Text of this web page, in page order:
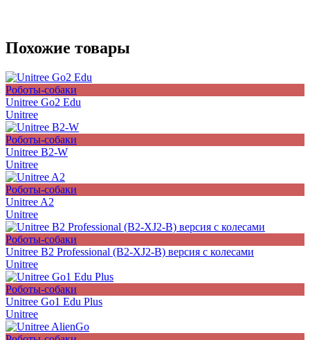
Похожие товары
Роботы-собаки
Unitree Go2 Edu
Unitree
Роботы-собаки
Unitree B2-W
Unitree
Роботы-собаки
Unitree A2
Unitree
Роботы-собаки
Unitree B2 Professional (B2-XJ2-B) версия с колесами
Unitree
Роботы-собаки
Unitree Go1 Edu Plus
Unitree